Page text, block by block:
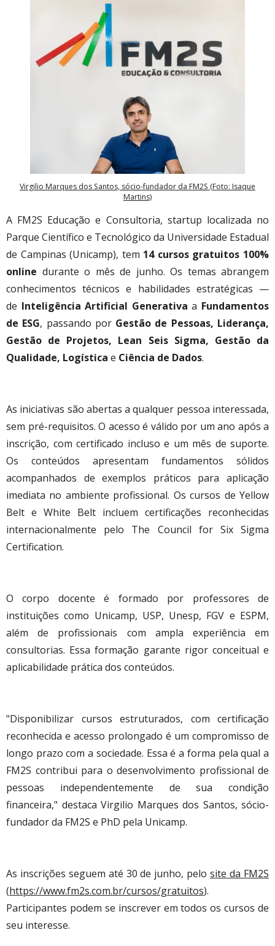
Virgilio Marques dos Santos, sócio-fundador da FM2S (Foto: Isaque
Martins)
A FM2S Educação e Consultoria, startup localizada no
Parque Científico e Tecnológico da Universidade Estadual
de Campinas (Unicamp), tem 14 cursos gratuitos 100%
online durante o mês de junho. Os temas abrangem
conhecimentos técnicos e habilidades estratégicas —
de Inteligência Artificial Generativaa Fundamentos
de ESG, passando porGestão de Pessoas, Liderança,
Gestão de Projetos, Lean Seis Sigma, Gestão da
Qualidade, Logística e Ciência de Dados.
As iniciativas são abertas a qualquer pessoa interessada,
sem pré-requisitos. O acesso é válido por um ano após a
inscrição, com certificado incluso e um mês de suporte.
Os conteúdos apresentam fundamentos sólidos
acompanhados de exemplos práticos para aplicação
imediata no ambiente profissional. Os cursos de Yellow
Belt e White Belt incluem certificações reconhecidas
internacionalmente pelo The Council for Six Sigma
Certification.
O corpo docente é formado por professores de
instituições como Unicamp, USP, Unesp, FGV e ESPM,
além de profissionais com ampla experiência em
consultorias. Essa formação garante rigor conceitual e
aplicabilidade prática dos conteúdos.
"Disponibilizar cursos estruturados, com certificação
reconhecida e acesso prolongado é um compromisso de
longo prazo com a sociedade. Essa é a forma pela qual a
FM2S contribui para o desenvolvimento profissional de
pessoas independentemente de sua condição
financeira," destaca Virgilio Marques dos Santos, sócio-
fundador da FM2S e PhD pela Unicamp.
As inscrições seguem até 30 de junho, pelosite da FM2S
(https://www.fm2s.com.br/cursos/gratuitos).
Participantes podem se inscrever em todos os cursos de
seu interesse.